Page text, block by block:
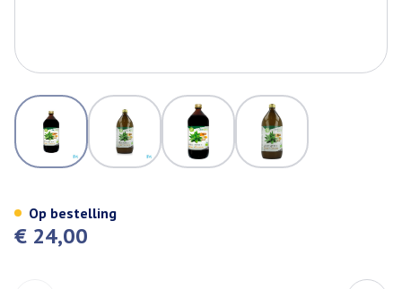
View larger imageView larger imageView larger imageView larger image
€ 24,00
Op bestelling